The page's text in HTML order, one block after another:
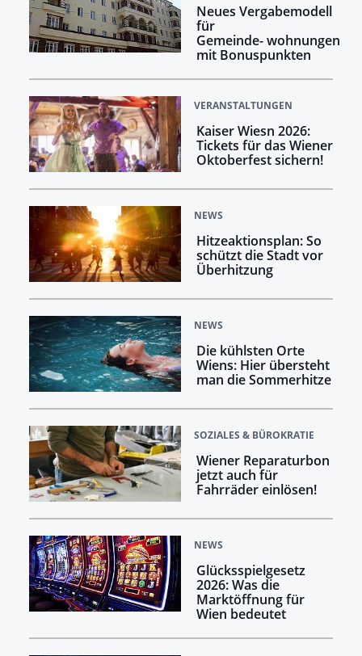
Neues Vergabemodell
für
Gemeinde- wohnungen
mit Bonuspunkten
VERANSTALTUNGEN
Kaiser Wiesn 2026:
Tickets für das Wiener
Oktoberfest sichern!
NEWS
Hitzeaktionsplan: So
schützt die Stadt vor
Überhitzung
NEWS
Die kühlsten Orte
Wiens: Hier übersteht
man die Sommerhitze
SOZIALES & BÜROKRATIE
Wiener Reparaturbon
jetzt auch für
Fahrräder einlösen!
NEWS
Glücksspielgesetz
2026: Was die
Marktöffnung für
Wien bedeutet